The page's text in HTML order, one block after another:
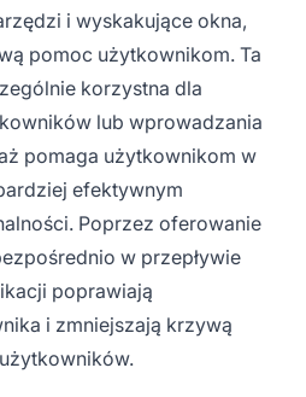
i wyskakujące okna,
pomoc użytkownikom. Ta
korzystna dla
lub wprowadzania
pomaga użytkownikom w
efektywnym
Poprzez oferowanie
w przepływie
poprawiają
i zmniejszają krzywą